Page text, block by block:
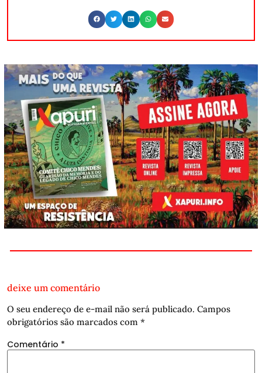
deixe um comentário
O seu endereço de e-mail não será publicado. Campos
obrigatórios são marcados com *
Comentário *